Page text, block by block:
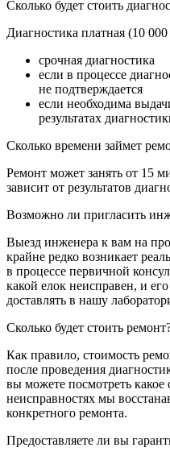
Сколько будет стоить
Диагностика платная (10
срочная диагностика
если в процессе
не подтверждается
если необходима
результатах
Сколько времени займет
Ремонт может занять от 15
зависит от результатов
Возможно ли пригласить
Выезд инженера к вам на
крайне редко возникает
в процессе первичной
какой елок неисправен, и
доставлять в нашу
Сколько будет стоить
Как правило, стоимость
после проведения
вы можете посмотреть
неисправностях мы
конкретного ремонта.
Предоставляете ли вы